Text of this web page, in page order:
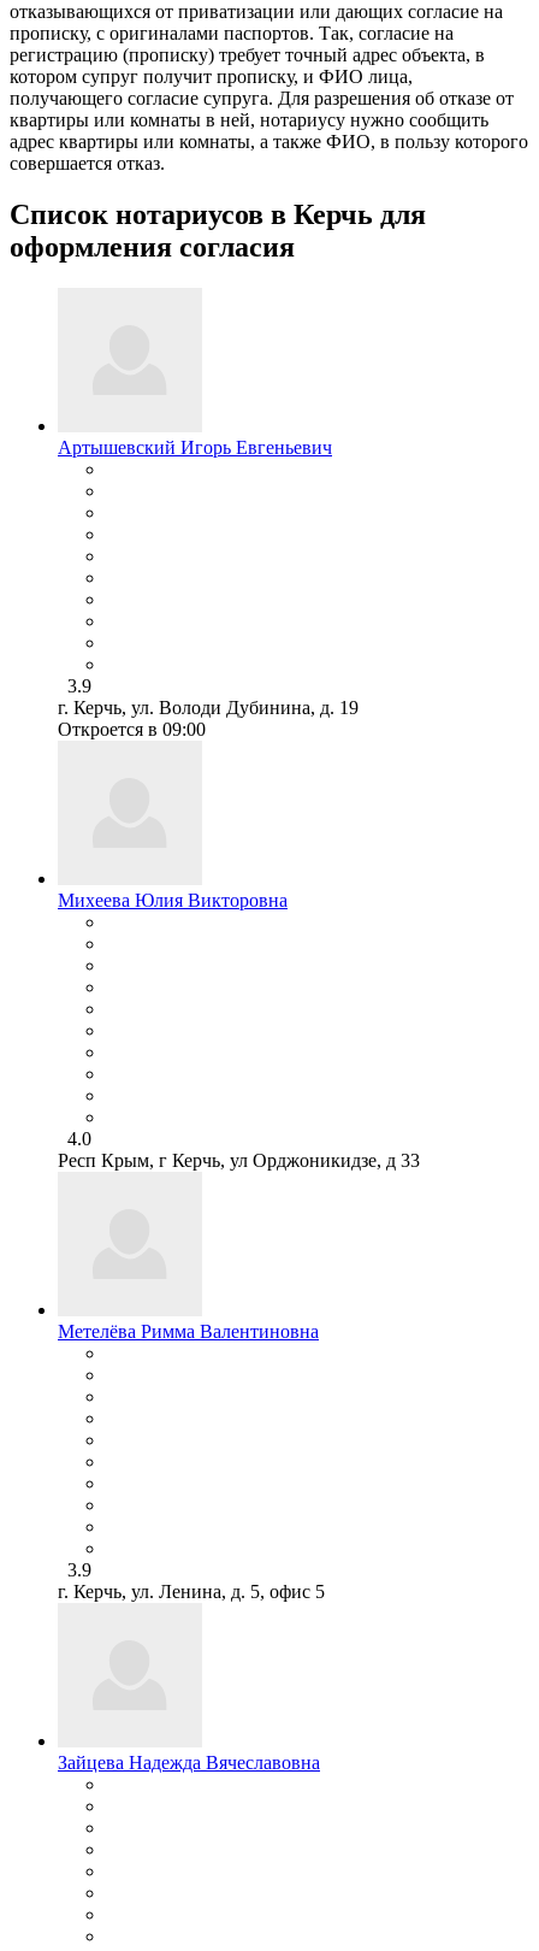
отказывающихся от приватизации или дающих согласие на
прописку, с оригиналами паспортов. Так, согласие на
регистрацию (прописку) требует точный адрес объекта, в
котором супруг получит прописку, и ФИО лица,
получающего согласие супруга. Для разрешения об отказе от
квартиры или комнаты в ней, нотариусу нужно сообщить
адрес квартиры или комнаты, а также ФИО, в пользу которого
совершается отказ.
Список нотариусов в Керчь для
оформления согласия
Артышевский Игорь Евгеньевич
3.9
г. Керчь, ул. Володи Дубинина, д. 19
Откроется в 09:00
Михеева Юлия Викторовна
4.0
Респ Крым, г Керчь, ул Орджоникидзе, д 33
Метелёва Римма Валентиновна
3.9
г. Керчь, ул. Ленина, д. 5, офис 5
Зайцева Надежда Вячеславовна